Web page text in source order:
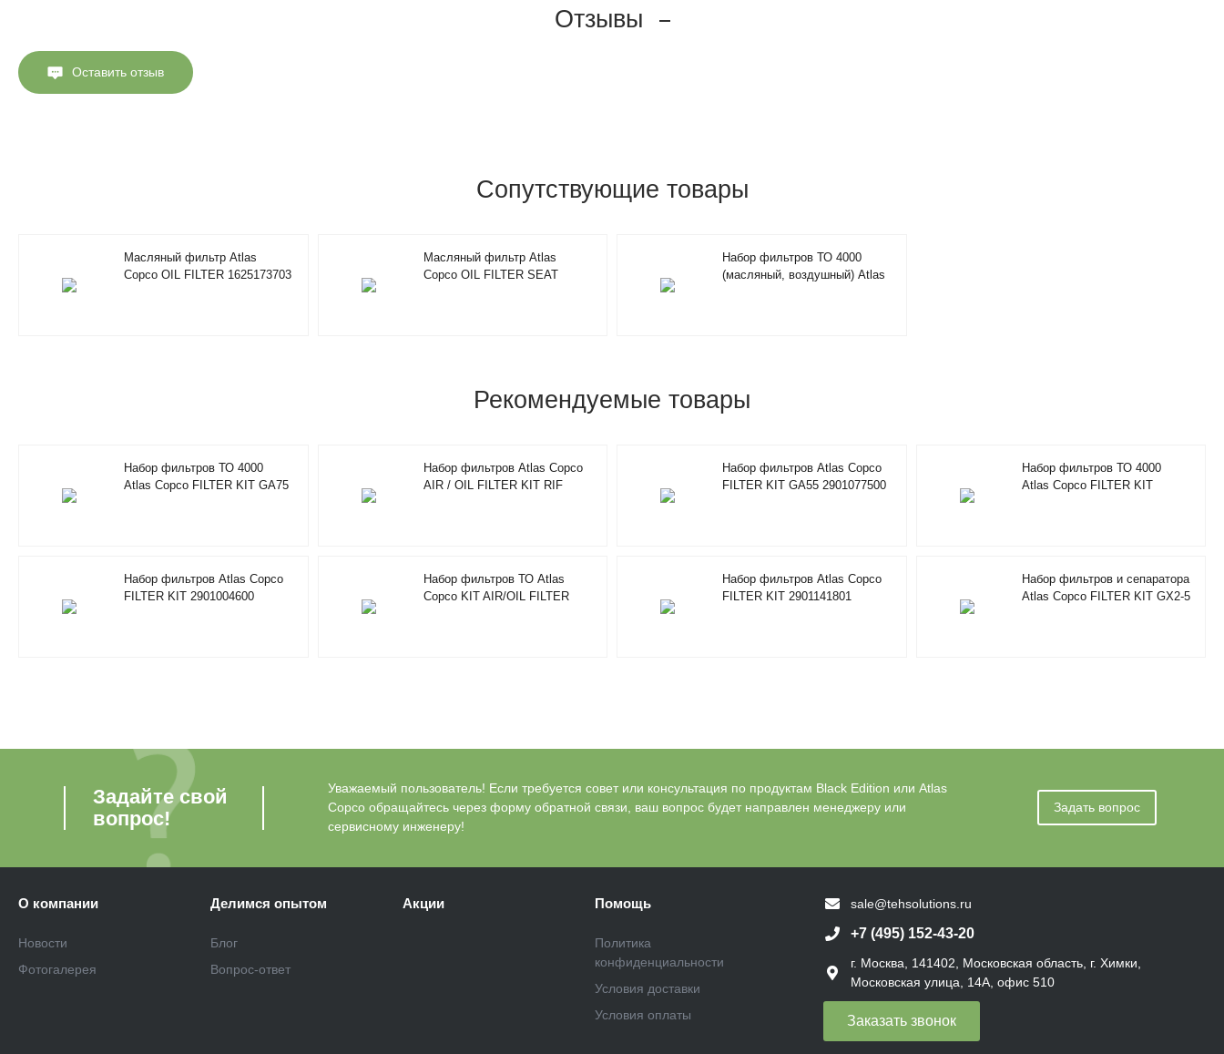
Отзывы
Оставить отзыв
Сопутствующие товары
Масляный фильтр Atlas
Copco OIL FILTER 1625173703
Масляный фильтр Atlas
Copco OIL FILTER SEAT
Набор фильтров ТО 4000
(масляный, воздушный) Atlas
Рекомендуемые товары
Набор фильтров ТО 4000
Atlas Copco FILTER KIT GA75
Набор фильтров Atlas Copco
AIR / OIL FILTER KIT RIF
Набор фильтров Atlas Copco
FILTER KIT GA55 2901077500
Набор фильтров ТО 4000
Atlas Copco FILTER KIT
Набор фильтров Atlas Copco
FILTER KIT 2901004600
Набор фильтров ТО Atlas
Copco KIT AIR/OIL FILTER
Набор фильтров Atlas Copco
FILTER KIT 2901141801
Набор фильтров и сепаратора
Atlas Copco FILTER KIT GX2-5
Задайте свой
вопрос!
Уважаемый пользователь! Если требуется совет или консультация по продуктам Black Edition или Atlas
Copco обращайтесь через форму обратной связи, ваш вопрос будет направлен менеджеру или
сервисному инженеру!
Задать вопрос
О компании
Новости
Фотогалерея
Делимся опытом
Блог
Вопрос-ответ
Акции Помощь
Политика
конфиденциальности
Условия доставки
Условия оплаты
sale@tehsolutions.ru
+7 (495) 152-43-20
г. Москва, 141402, Московская область, г. Химки,
Московская улица, 14А, офис 510
Заказать звонок